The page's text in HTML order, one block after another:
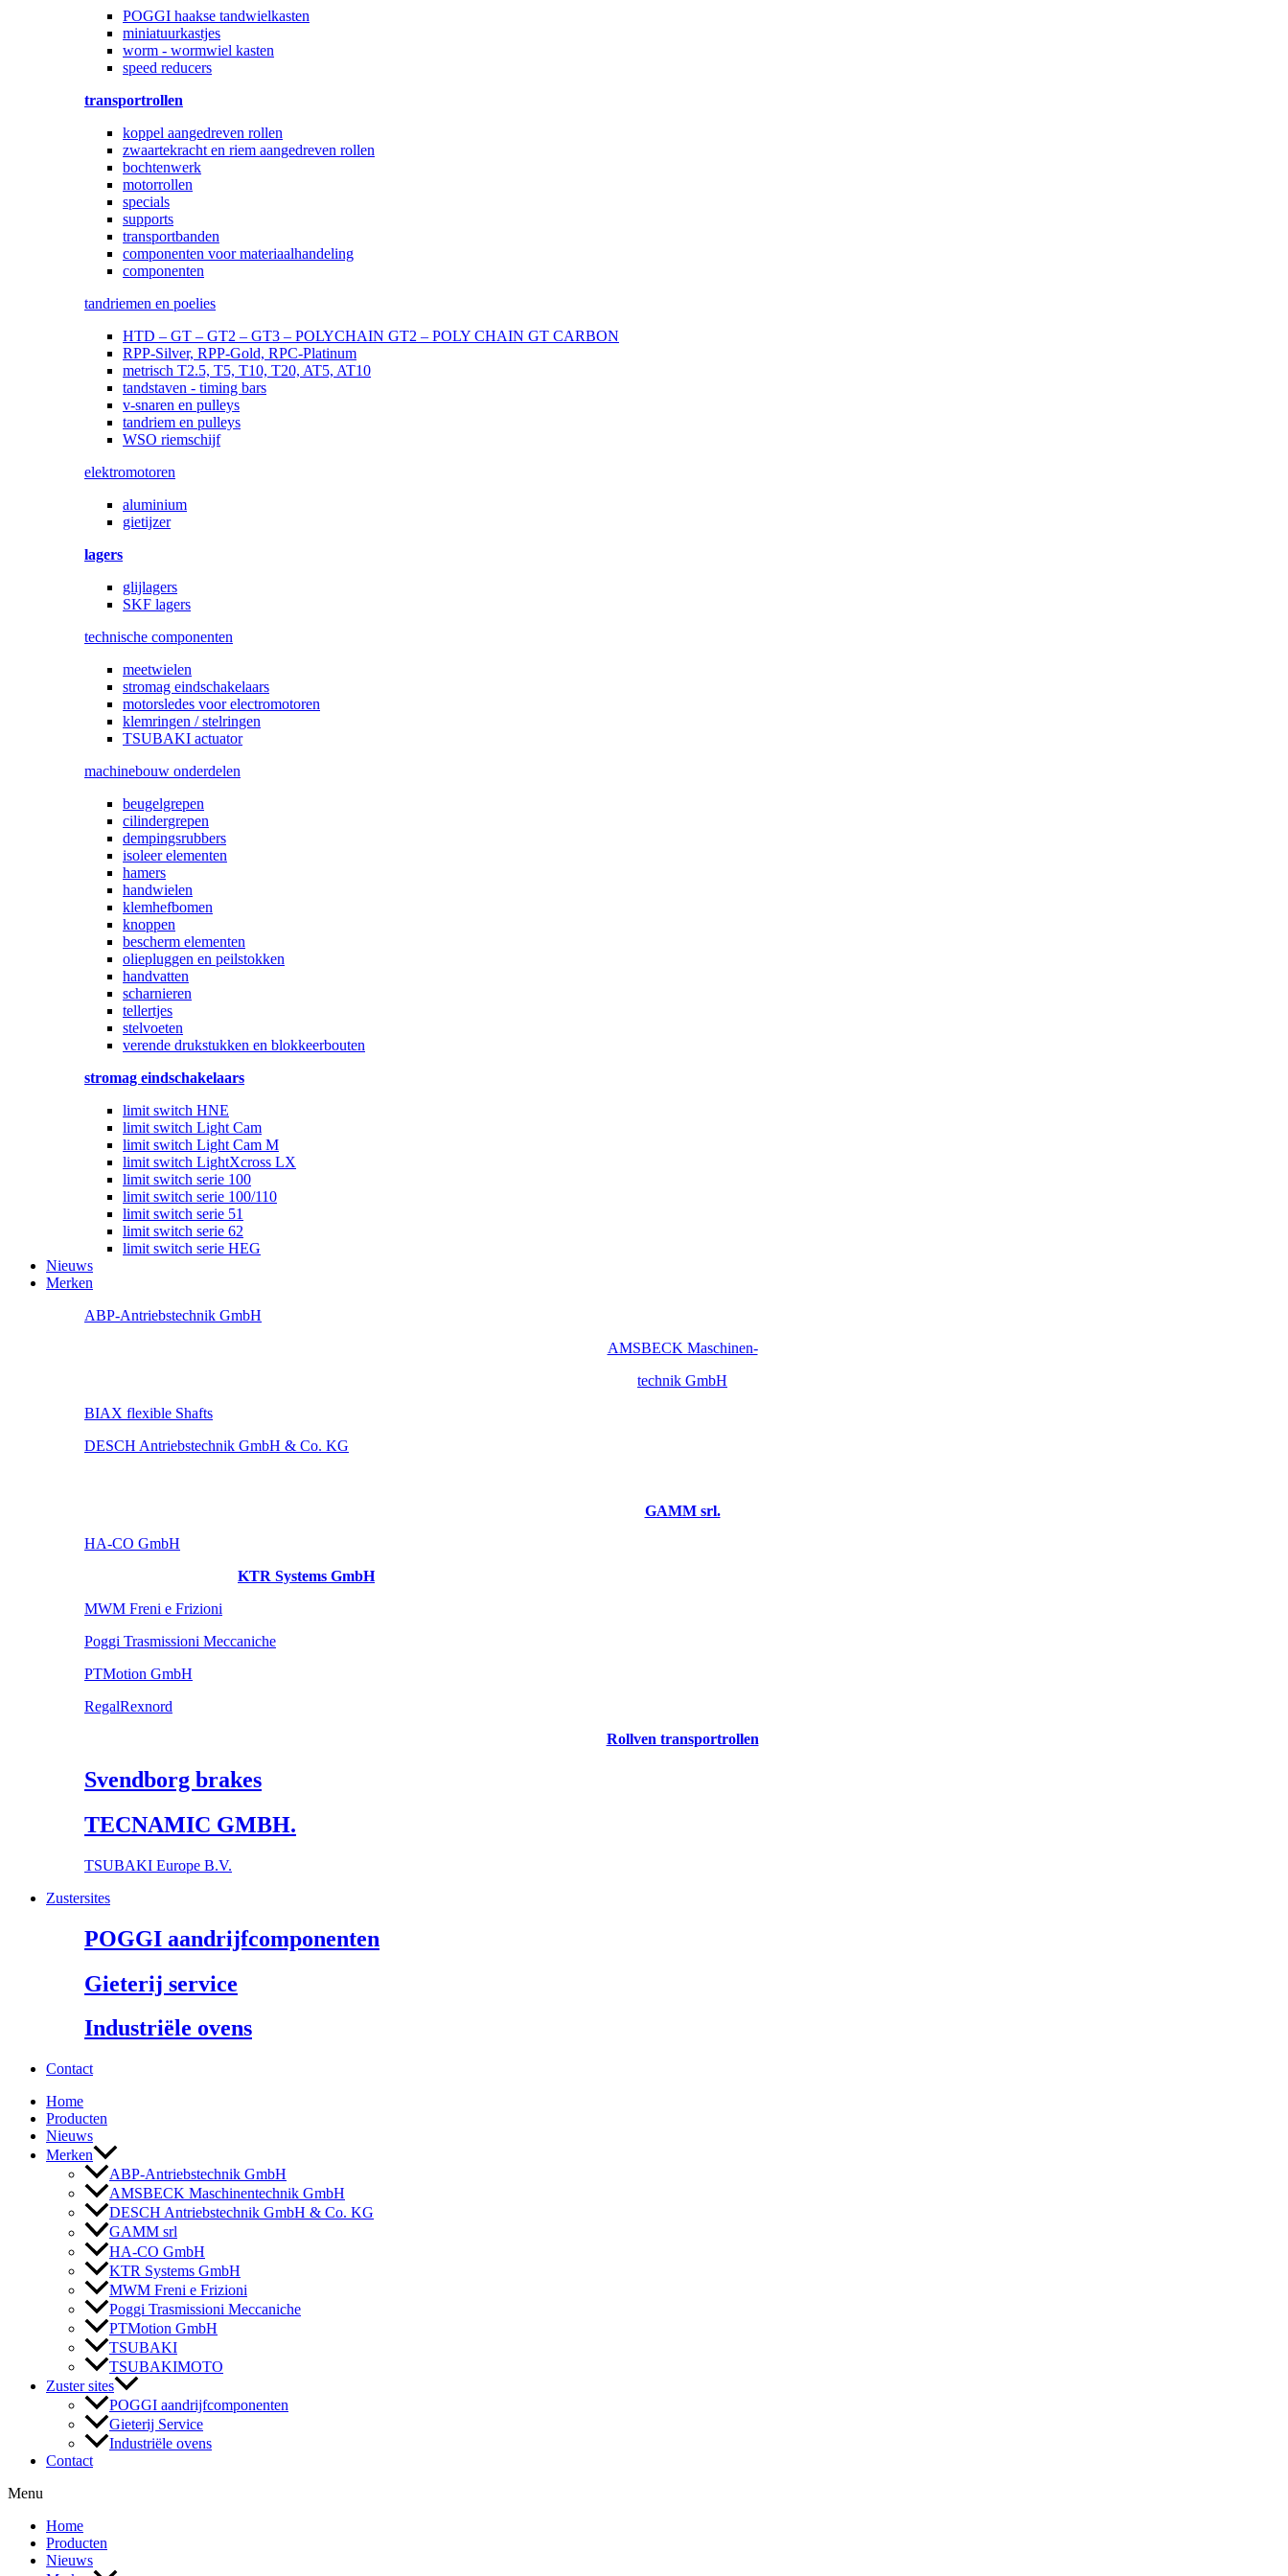
POGGI haakse tandwielkasten
miniatuurkastjes
worm - wormwiel kasten
speed reducers
transportrollen
koppel aangedreven rollen
zwaartekracht en riem aangedreven rollen
bochtenwerk
motorrollen
specials
supports
transportbanden
componenten voor materiaalhandeling
componenten
tandriemen en poelies
HTD – GT – GT2 – GT3 – POLYCHAIN GT2 – POLY CHAIN GT CARBON
RPP-Silver, RPP-Gold, RPC-Platinum
metrisch T2.5, T5, T10, T20, AT5, AT10
tandstaven - timing bars
v-snaren en pulleys
tandriem en pulleys
WSO riemschijf
elektromotoren
aluminium
gietijzer
lagers
glijlagers
SKF lagers
technische componenten
meetwielen
stromag eindschakelaars
motorsledes voor electromotoren
klemringen / stelringen
TSUBAKI actuator
machinebouw onderdelen
beugelgrepen
cilindergrepen
dempingsrubbers
isoleer elementen
hamers
handwielen
klemhefbomen
knoppen
bescherm elementen
oliepluggen en peilstokken
handvatten
scharnieren
tellertjes
stelvoeten
verende drukstukken en blokkeerbouten
stromag eindschakelaars
limit switch HNE
limit switch Light Cam
limit switch Light Cam M
limit switch LightXcross LX
limit switch serie 100
limit switch serie 100/110
limit switch serie 51
limit switch serie 62
limit switch serie HEG
Nieuws
Merken
ABP-Antriebstechnik GmbH
AMSBECK Maschinen-
technik GmbH
BIAX flexible Shafts
DESCH Antriebstechnik GmbH & Co. KG
GAMM srl.
HA-CO GmbH
KTR Systems GmbH
MWM Freni e Frizioni
Poggi Trasmissioni Meccaniche
PTMotion GmbH
RegalRexnord
Rollven transportrollen
Svendborg brakes
TECNAMIC GMBH.
TSUBAKI Europe B.V.
Zustersites
POGGI aandrijfcomponenten
Gieterij service
Industriële ovens
Contact
Home
Producten
Nieuws
Merken
ABP-Antriebstechnik GmbH
AMSBECK Maschinentechnik GmbH
DESCH Antriebstechnik GmbH & Co. KG
GAMM srl
HA-CO GmbH
KTR Systems GmbH
MWM Freni e Frizioni
Poggi Trasmissioni Meccaniche
PTMotion GmbH
TSUBAKI
TSUBAKIMOTO
Zuster sites
POGGI aandrijfcomponenten
Gieterij Service
Industriële ovens
Contact
Menu
Home
Producten
Nieuws